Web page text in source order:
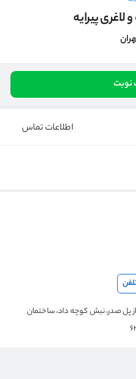
پیرایه
نوبت
اطلاعات تماس
پل صدر، نبش کوچه داد، ساختمان